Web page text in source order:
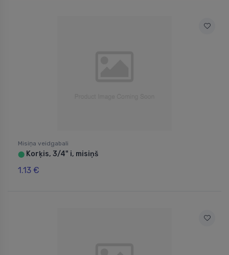
Misiņa veidgabali
⬤ Korķis, 3/4" i, misiņš
1.13 €